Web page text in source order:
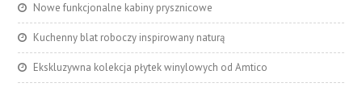
Nowe funkcjonalne kabiny prysznicowe
Kuchenny blat roboczy inspirowany naturą
Ekskluzywna kolekcja płytek winylowych od Amtico